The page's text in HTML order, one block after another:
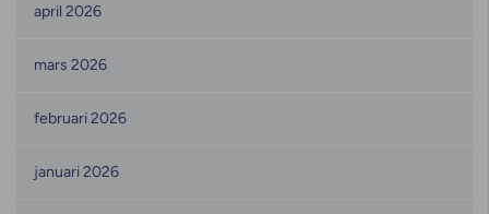
april 2026
mars 2026
februari 2026
januari 2026